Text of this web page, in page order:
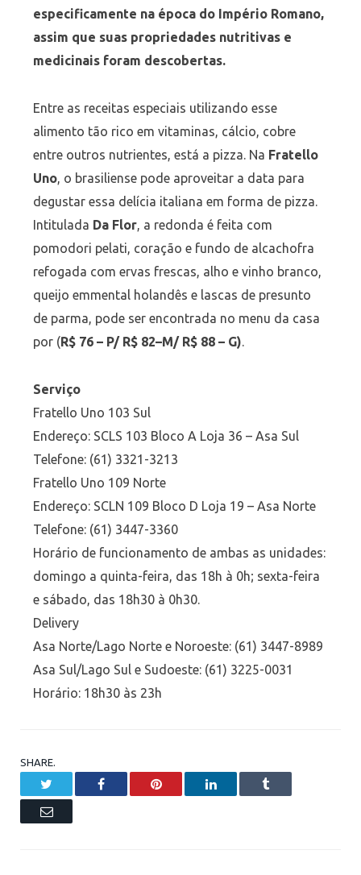
especificamente na época do Império Romano,
assim que suas propriedades nutritivas e
medicinais foram descobertas.
Entre as receitas especiais utilizando esse
alimento tão rico em vitaminas, cálcio, cobre
entre outros nutrientes, está a pizza. Na Fratello
Uno, o brasiliense pode aproveitar a data para
degustar essa delícia italiana em forma de pizza.
Intitulada Da Flor, a redonda é feita com
pomodori pelati, coração e fundo de alcachofra
refogada com ervas frescas, alho e vinho branco,
queijo emmental holandês e lascas de presunto
de parma, pode ser encontrada no menu da casa
por (R$ 76 – P/ R$ 82–M/ R$ 88 – G).
Serviço
Fratello Uno 103 Sul
Endereço: SCLS 103 Bloco A Loja 36 – Asa Sul
Telefone: (61) 3321-3213
Fratello Uno 109 Norte
Endereço: SCLN 109 Bloco D Loja 19 – Asa Norte
Telefone: (61) 3447-3360
Horário de funcionamento de ambas as unidades:
domingo a quinta-feira, das 18h à 0h; sexta-feira
e sábado, das 18h30 à 0h30.
Delivery
Asa Norte/Lago Norte e Noroeste: (61) 3447-8989
Asa Sul/Lago Sul e Sudoeste: (61) 3225-0031
Horário: 18h30 às 23h
SHARE.
Facebook Pinterest LinkedIn Tumblr
Email